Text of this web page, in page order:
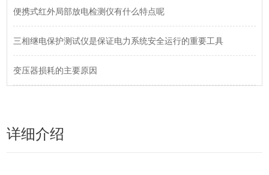
便携式红外局部放电检测仪有什么特点呢
三相继电保护测试仪是保证电力系统安全运行的重要工具
变压器损耗的主要原因
详细介绍